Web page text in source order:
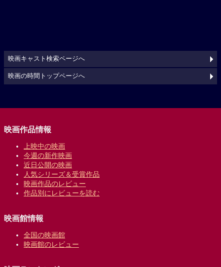
映画キャスト検索ページへ
映画の時間トップページへ
映画作品情報
上映中の映画
今週の新作映画
近日公開の映画
人気シリーズ＆受賞作品
映画作品のレビュー
作品別にレビューを読む
映画館情報
全国の映画館
映画館のレビュー